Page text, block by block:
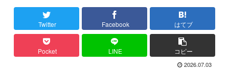
Twitter Facebook はてブ
Pocket LINE コピー
2026.07.03